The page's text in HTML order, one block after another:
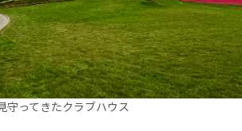
守ってきたクラブハウス